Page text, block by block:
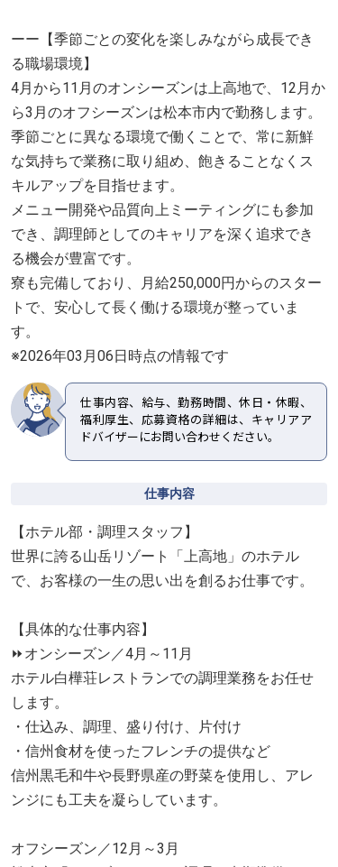
ーー【季節ごとの変化を楽しみながら成長でき
る職場環境】
4月から11月のオンシーズンは上高地で、12月か
ら3月のオフシーズンは松本市内で勤務します。
季節ごとに異なる環境で働くことで、常に新鮮
な気持ちで業務に取り組め、飽きることなくス
キルアップを目指せます。
メニュー開発や品質向上ミーティングにも参加
でき、調理師としてのキャリアを深く追求でき
る機会が豊富です。
寮も完備しており、月給250,000円からのスター
トで、安心して長く働ける環境が整っていま
す。
※2026年03月06日時点の情報です
仕事内容、給与、勤務時間、休日・休暇、
福利厚生、応募資格の詳細は、キャリアア
ドバイザーにお問い合わせください。
仕事内容
【ホテル部・調理スタッフ】
世界に誇る山岳リゾート「上高地」のホテル
で、お客様の一生の思い出を創るお仕事です。
【具体的な仕事内容】
⏩オンシーズン／4月～11月
ホテル白樺荘レストランでの調理業務をお任せ
します。
・仕込み、調理、盛り付け、片付け
・信州食材を使ったフレンチの提供など
信州黒毛和牛や長野県産の野菜を使用し、アレ
ンジにも工夫を凝らしています。
オフシーズン／12月～3月